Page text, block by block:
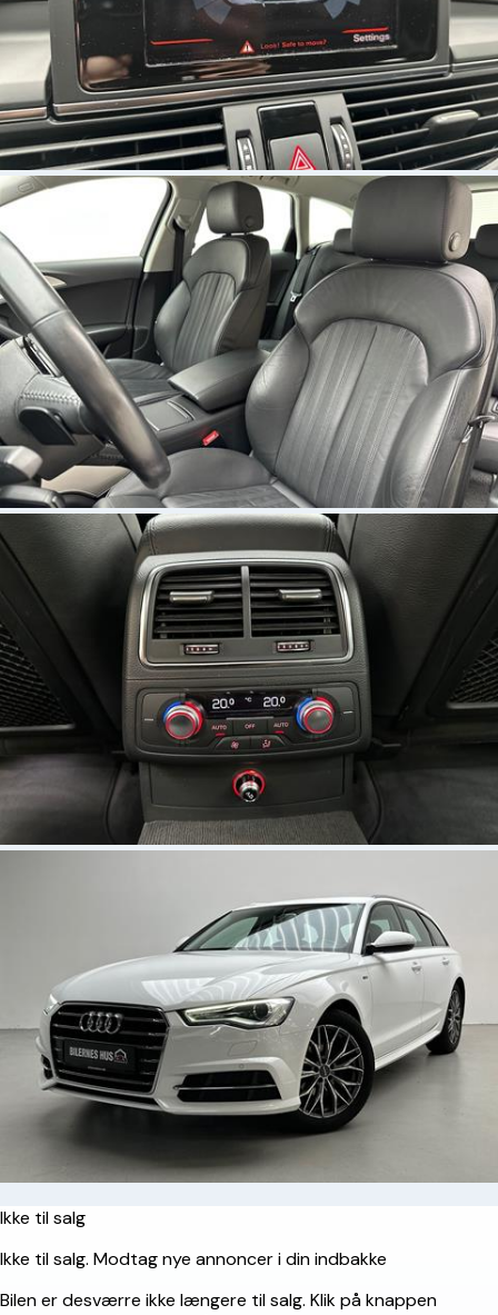
Ikke til salg
Ikke til salg. Modtag nye annoncer i din indbakke
Bilen er desværre ikke længere til salg. Klik på knappen